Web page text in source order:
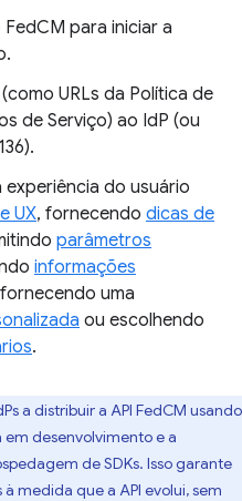
para iniciar a
URLs da Política de
de Serviço) ao IdP (ou
experiência do usuário
UX, fornecendo dicas de
parâmetros
informações
uma
ou escolhendo
.
a distribuir a API FedCM usando
em desenvolvimento e a
de SDKs. Isso garante
medida que a API evolui, sem